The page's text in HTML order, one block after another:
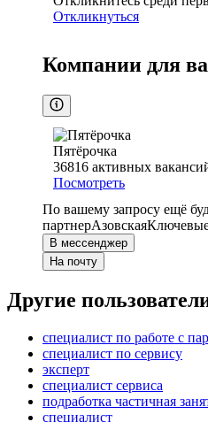
Откликнуться
Компании для
Пятёрочка
36816 активных
Посмотреть
По вашему запросу ещё
партнерАзовская
В мессенджер
На почту
Другие
специалист по работе с
специалист по сервису
эксперт
специалист сервиса
подработка частичная
специалист